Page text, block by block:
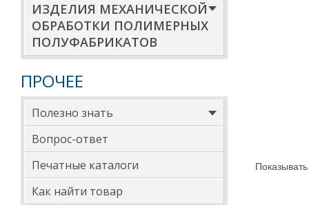
ИЗДЕЛИЯ МЕХАНИЧЕСКОЙ
ОБРАБОТКИ ПОЛИМЕРНЫХ
ПОЛУФАБРИКАТОВ
ПРОЧЕЕ
Полезно знать
Вопрос-ответ
Печатные каталоги
Как найти товар